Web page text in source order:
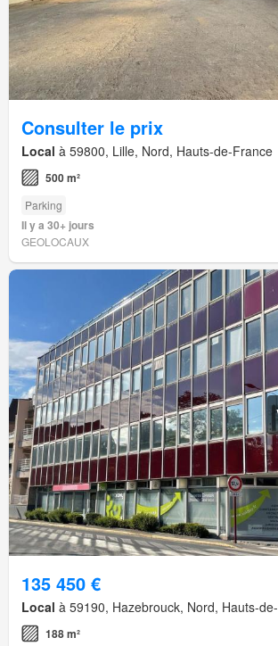
Consulter le prix
Local à 59800, Lille, Nord, Hauts-de-France
500 m²
Parking
Il y a 30+ jours
GEOLOCAUX
135 450 €
Local à 59190, Hazebrouck, Nord, Hauts-
188 m²